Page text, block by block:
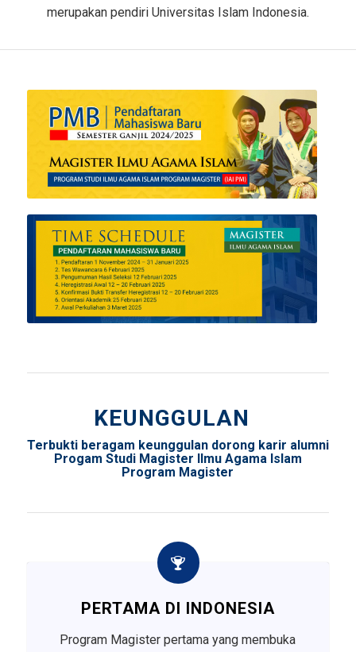
merupakan pendiri Universitas Islam Indonesia.
KEUNGGULAN
Terbukti beragam keunggulan dorong karir alumni
Progam Studi Magister Ilmu Agama Islam
Program Magister
PERTAMA DI INDONESIA
Program Magister pertama yang membuka